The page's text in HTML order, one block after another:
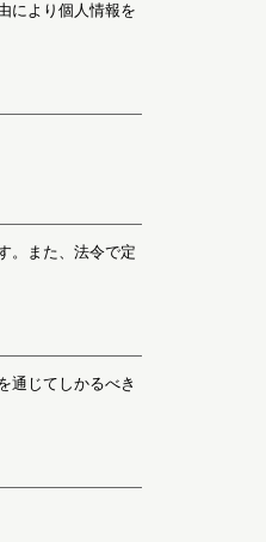
により個人情報を
。また、法令で定
通じてしかるべき